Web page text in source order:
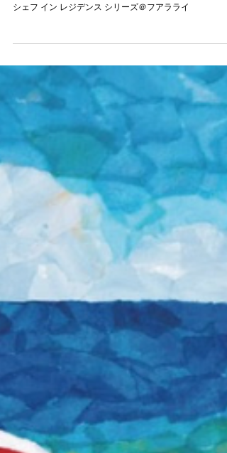
シェフ イン レジデンス シリーズ＠フアラライ